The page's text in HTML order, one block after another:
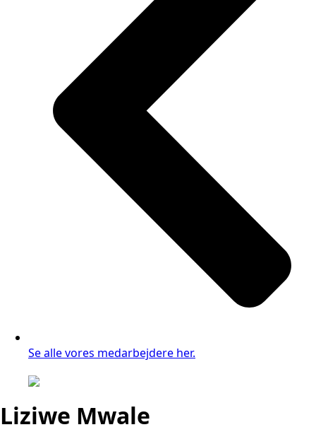
Se alle vores medarbejdere her.
Liziwe Mwale